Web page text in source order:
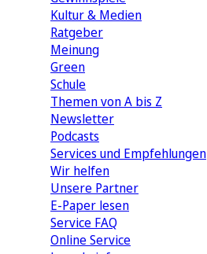
Kultur & Medien
Ratgeber
Meinung
Green
Schule
Themen von A bis Z
Newsletter
Podcasts
Services und Empfehlungen
Wir helfen
Unsere Partner
E-Paper lesen
Service FAQ
Online Service